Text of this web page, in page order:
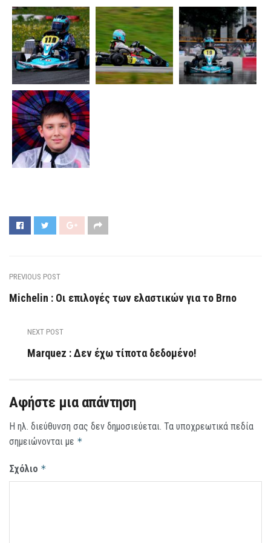
PREVIOUS POST
Michelin : Οι επιλογές των ελαστικών για το Brno
NEXT POST
Marquez : Δεν έχω τίποτα δεδομένο!
Αφήστε μια απάντηση
Η ηλ. διεύθυνση σας δεν δημοσιεύεται. Τα υποχρεωτικά πεδία
σημειώνονται με *
Σχόλιο *